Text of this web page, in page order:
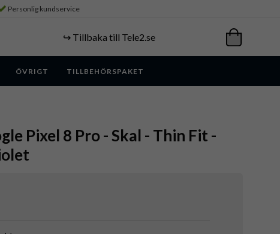
Personlig kundservice
↪️ Tillbaka till Tele2.se
ÖVRIGT TILLBEHÖRSPAKET
Pixel 8 Pro - Skal - Thin Fit -